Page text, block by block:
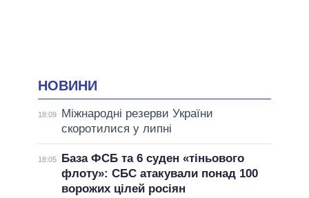
НОВИНИ
18:09
Міжнародні резерви України
скоротилися у липні
18:05
База ФСБ та 6 суден «тіньового
флоту»: СБС атакували понад 100
ворожих цілей росіян